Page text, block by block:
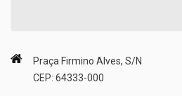
Praça Firmino Alves, S/N
CEP: 64333-000